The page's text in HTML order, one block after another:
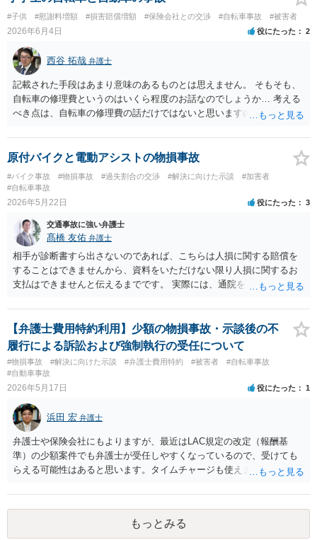
被害者の意思により不起訴につながる可能性が大きくなるでしょう。
やはり示談交渉は大事になると思います。
#子供 #慰謝料増額 #損害賠償増額 #保険会社との交渉 #自転車事故 #被害者
2026年6月4日 役にたった 2
西谷 拓哉 弁護士
記載された手段はあまり意味のあるものとは思えません。 そもそも、
自転車の修理費というのはいくら程度のお話なのでしょうか… 考える
べき点は、自転車の修理費の話だけではないと思いますので、 一度、
原付バイクと電動アシストの物損事故
#バイク事故 #物損事故 #過失割合の交渉 #解決に向けた示談
#加害者
#自転車事故
2026年5月22日 役にたった 3
交通事故に強い弁護士
髙橋 友佑 弁護士
相手が診断書すら出さないのであれば、こちらは人損に関する賠償を
することはできませんから、資料をいただけない限り人損に関するお
支払はできませんと伝えるまでです。 実際には、通院をしていないか
も、まずは相手方に修理の見積書を出していただくことになります。
その上で、自転車の時価より、修理費用の方が高額であれば、経済的
全損として、自転車の時価を限度としたお支払しかする必要はありま
せん。しかも、そこに当方の過失割合をかけることになります。 要す
るに、相手の自転車の時価が５万円で、修理費用が１０万円、当方の
過失割合が５割（つまり相手方の過失割合が５割）の場合、 物損とし
同等の中古品が市場でいくらで取引をされているかを、インターネッ
ト等で調べるしかありません。 当方にも物損が生じており、かつ当方
の過失割合が１０割でない限りは、修理費用を請求することが可能で
す。 例えば、原付の時価が２０万円で、修理費用が１０万円、当方の
過失割合が５割の場合、当方は、物損として５万円を請求できること
０００円を請求していくことになるでしょう。
​【弁護士費用特約利用】少額の物損事故・示談後の不
履行による訴訟および強制執行の受任について
#物損事故 #解決に向けた示談 #弁護士費用特約 #被害者
#自転車事故
#自動車事故
2026年5月17日 役にたった 1
浜田 宏 弁護士
弁護士や保険会社にもよりますが、最近はLAC規定の改定（報酬基
準）の少額案件でも弁護士が受任しやすくなっているので、受けても
らえる可能性はあると思います。タイムチャージも使えます。また、
すので、保険会社にその点もお尋ねになっては如何でしょうか。
もっとみる